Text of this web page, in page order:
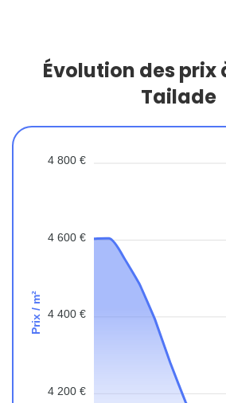
Évolution des prix
Tailade
4 800 €
4 600 €
4 400 €
4 200 €
Prix / m²